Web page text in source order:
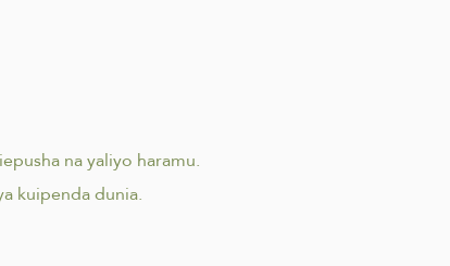
na yaliyo haramu.
kuipenda dunia.